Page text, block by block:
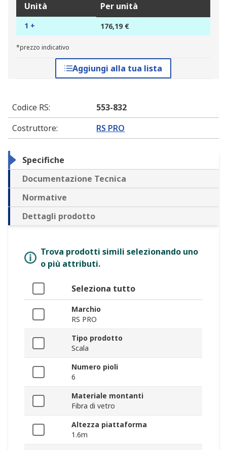
Unità Per unità
1 + 176,19 €
*prezzo indicativo
Aggiungi alla tua lista
Codice RS:
553-832
Costruttore: RS PRO
Specifiche
Documentazione Tecnica
Normative
Dettagli prodotto
Trova prodotti simili selezionando uno
o più attributi.
Seleziona tutto
Marchio
RS PRO
Tipo prodotto
Scala
Numero pioli
6
Materiale montanti
Fibra di vetro
Altezza piattaforma
1.6m